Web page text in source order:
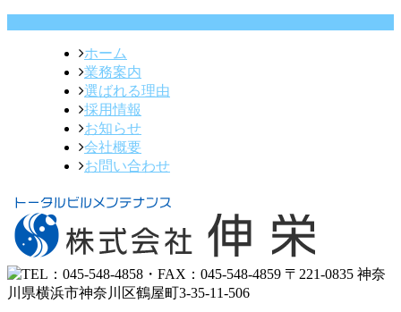
ホーム
業務案内
選ばれる理由
採用情報
お知らせ
会社概要
お問い合わせ